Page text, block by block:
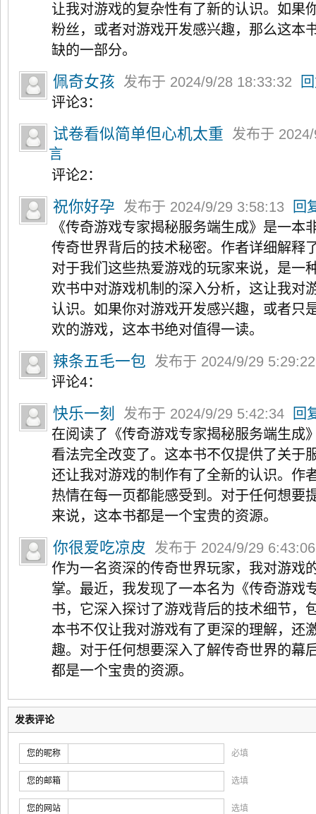
让我对游戏的复杂性有了新的认识。如果
粉丝，或者对游戏开发感兴趣，那么这本
缺的一部分。
佩奇女孩 发布于 2024/9/28 18:33:32
评论3：
试卷看似简单但心机太重 发布于
言
评论2：
祝你好孕 发布于 2024/9/29 3:58:13
回
《传奇游戏专家揭秘服务端生成》是一本
传奇世界背后的技术秘密。作者详细解释
对于我们这些热爱游戏的玩家来说，是一
欢书中对游戏机制的深入分析，这让我对
认识。如果你对游戏开发感兴趣，或者只
欢的游戏，这本书绝对值得一读。
辣条五毛一包
发布于 2024/9/29
评论4：
快乐一刻 发布于 2024/9/29 5:42:34
回
在阅读了《传奇游戏专家揭秘服务端生成
看法完全改变了。这本书不仅提供了关于
还让我对游戏的制作有了全新的认识。作
热情在每一页都能感受到。对于任何想要
来说，这本书都是一个宝贵的资源。
你很爱吃凉皮
发布于 2024/9/29
作为一名资深的传奇世界玩家，我对游戏
掌。最近，我发现了一本名为《传奇游戏
书，它深入探讨了游戏背后的技术细节，
本书不仅让我对游戏有了更深的理解，还
趣。对于任何想要深入了解传奇世界的幕
都是一个宝贵的资源。
发表评论
您的昵称 必填
您的邮箱 选填
您的网站 选填